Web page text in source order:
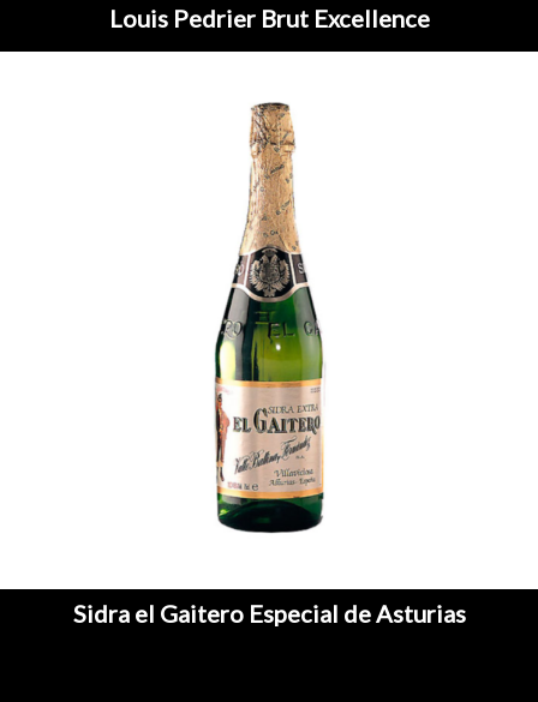
Louis Pedrier Brut Excellence
Sidra el Gaitero Especial de Asturias